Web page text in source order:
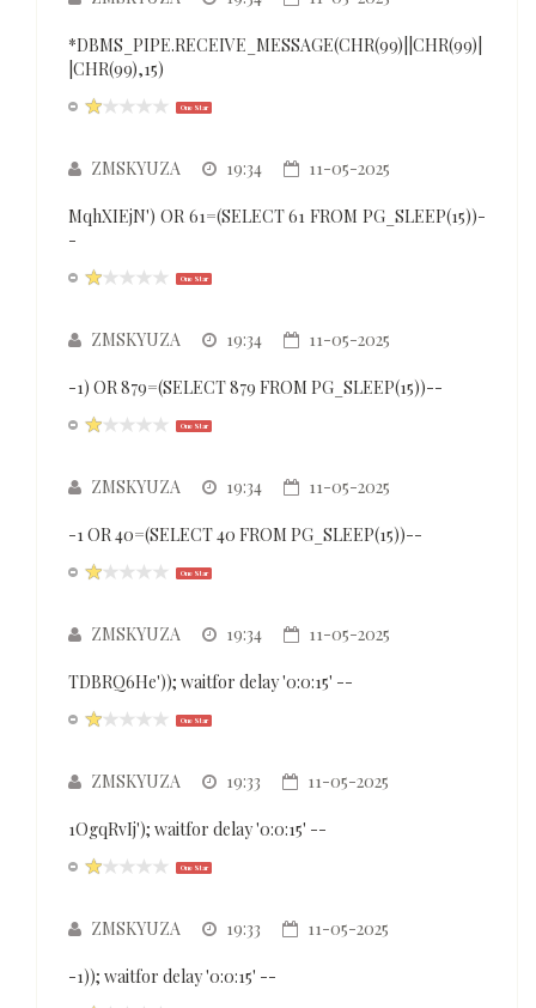
*DBMS_PIPE.RECEIVE_MESSAGE(CHR(99)||CHR(99)|
|CHR(99),15)
One Star
ZMSKYUZA 19:34 11-05-2025
MqhXIEjN') OR 61=(SELECT 61 FROM PG_SLEEP(15))-
-
One Star
ZMSKYUZA 19:34 11-05-2025
-1) OR 879=(SELECT 879 FROM PG_SLEEP(15))--
One Star
ZMSKYUZA 19:34 11-05-2025
-1 OR 40=(SELECT 40 FROM PG_SLEEP(15))--
One Star
ZMSKYUZA 19:34 11-05-2025
TDBRQ6He')); waitfor delay '0:0:15' --
One Star
ZMSKYUZA 19:33 11-05-2025
1OgqRvIj'); waitfor delay '0:0:15' --
One Star
ZMSKYUZA 19:33 11-05-2025
-1)); waitfor delay '0:0:15' --